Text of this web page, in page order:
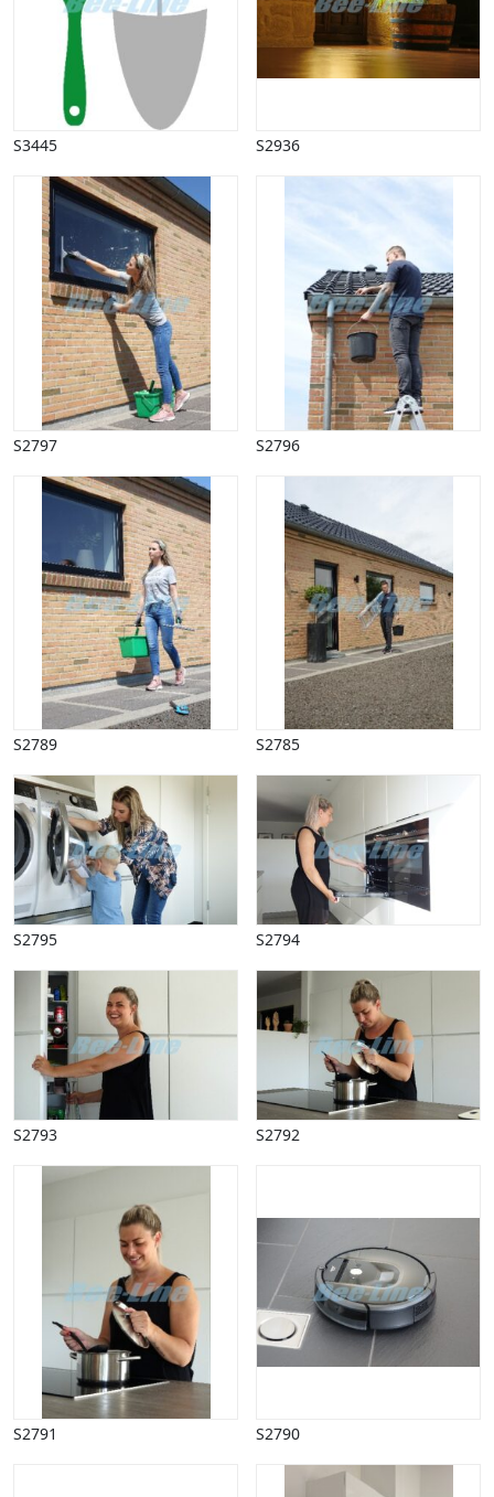
S3445 S2936
S2797 S2796
S2789 S2785
S2795 S2794
S2793 S2792
S2791 S2790